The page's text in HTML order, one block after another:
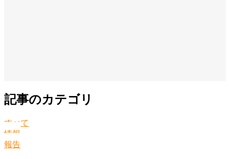
記事のカテゴリ
すべて
情報
報告